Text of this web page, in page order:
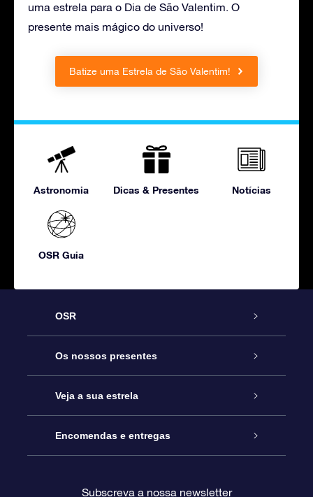
uma estrela para o Dia de São Valentim. O
presente mais mágico do universo!
Batize uma Estrela de São Valentim!
Astronomia Dicas & Presentes Notícias
OSR Guia
OSR
Serviço
Contactos
O Blog
Os nossos presentes
Prenda Star Online
Pacote Prenda OSR
Veja a sua estrela
Registo de Estrela
Encomendas e entregas
Subscreva a nossa newsletter